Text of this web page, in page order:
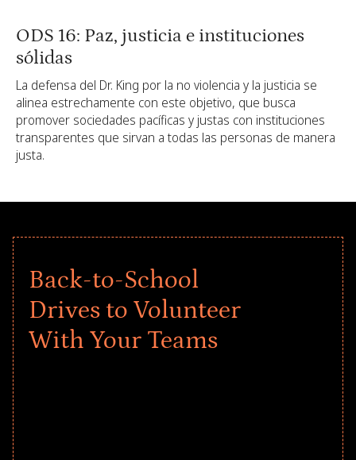
ODS 16: Paz, justicia e instituciones
sólidas
La defensa del Dr. King por la no violencia y la justicia se
alinea estrechamente con este objetivo, que busca
promover sociedades pacíficas y justas con instituciones
transparentes que sirvan a todas las personas de manera
justa.
Back-to-School
Drives to Volunteer
With Your Teams